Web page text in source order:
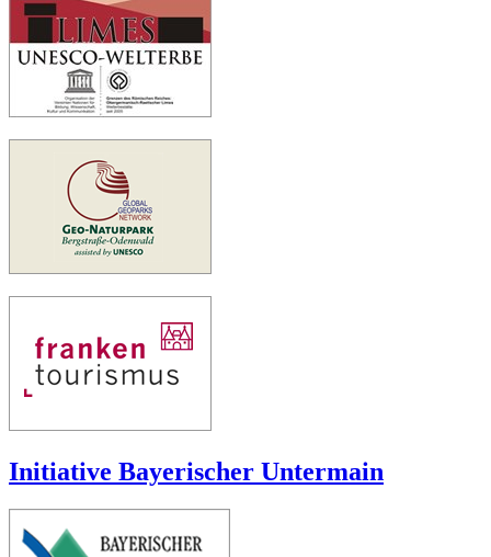
Initiative Bayerischer Untermain